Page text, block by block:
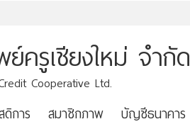
รูเชียงใหม่ จำกัด
Cooperative Ltd.
การ สมาชิกภาพ บัญชีธนาคาร